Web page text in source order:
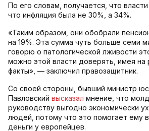
По его словам, получается, что власти
что инфляция была не 30%, а 34%.
«Таким образом, они обобрали
на 19%. Эта сумма чуть больше семи
говорю о патологической лживости
можно этой власти доверять, имея на
факты», — заключил правозащитник.
Со своей стороны, бывший министр
Павловский высказал мнение, что
руководству выгодно экономически
людей, потому что это помогает ему
деньги у европейцев.